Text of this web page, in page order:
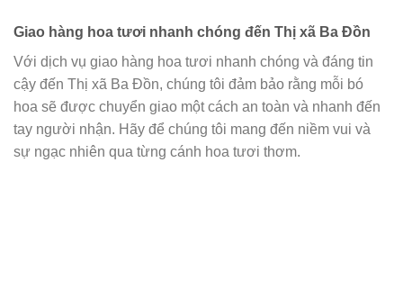
Giao hàng hoa tươi nhanh chóng đến Thị xã Ba Đồn
Với dịch vụ giao hàng hoa tươi nhanh chóng và đáng tin
cậy đến Thị xã Ba Đồn, chúng tôi đảm bảo rằng mỗi bó
hoa sẽ được chuyển giao một cách an toàn và nhanh đến
tay người nhận. Hãy để chúng tôi mang đến niềm vui và
sự ngạc nhiên qua từng cánh hoa tươi thơm.